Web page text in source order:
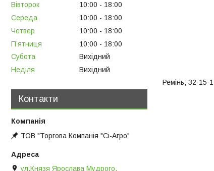
Ремінь; 32-15-
Вівторок
10:00
18:00
Середа
10:00
18:00
Четвер
10:00
18:00
Пʼятниця
10:00
18:00
Субота
Вихідний
Неділя
Вихідний
Контакти
ТОВ "Торгова Компанія "Сі-Агро"
ул.Князя Ярослава Мудрого,